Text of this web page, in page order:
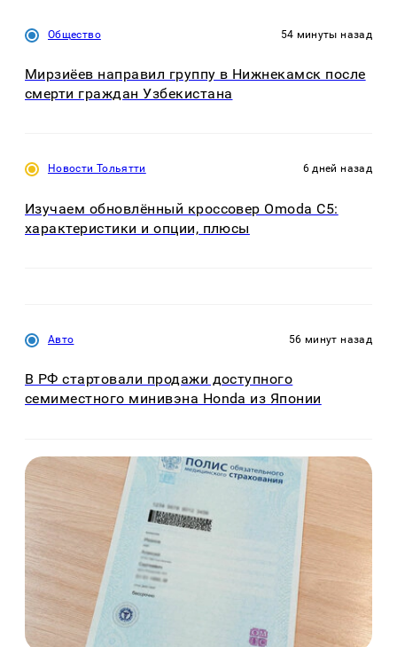
Общество 54 минуты назад
Мирзиёев направил группу в Нижнекамск после
смерти граждан Узбекистана
Новости Тольятти 6 дней назад
Изучаем обновлённый кроссовер Omoda C5:
характеристики и опции, плюсы
Авто 56 минут назад
В РФ стартовали продажи доступного
семиместного минивэна Honda из Японии